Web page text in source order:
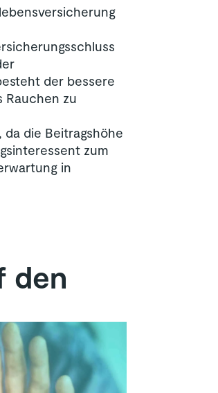
der bessere
Rauchen zu
, da die Beitragshöhe
zum
in
den